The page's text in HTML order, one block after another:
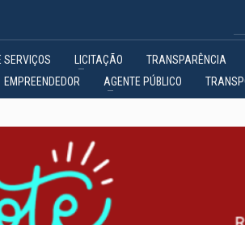
SERVIÇOS LICITAÇÃO TRANSPARÊNCIA
EMPREENDEDOR AGENTE PÚBLICO